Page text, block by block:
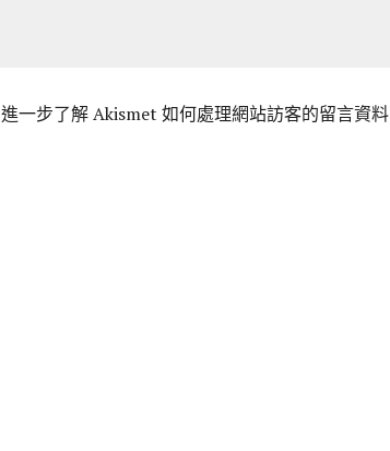
進一步了解 Akismet 如何處理網站訪客的留言資料